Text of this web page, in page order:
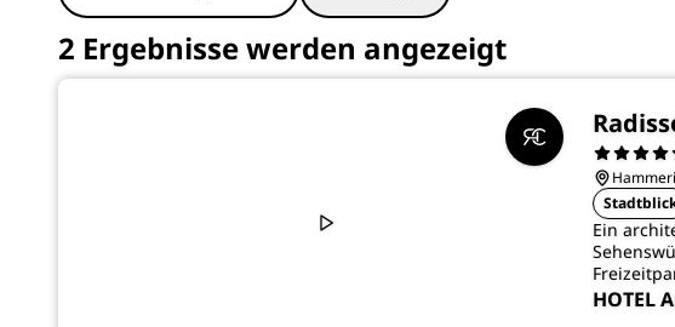
2 Ergebnisse werden angezeigt
Ein
HOTEL